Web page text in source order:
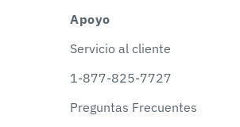
Apoyo
Servicio al cliente
1-877-825-7727
Preguntas Frecuentes